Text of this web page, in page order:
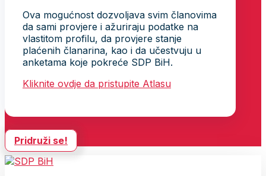
Ova mogućnost dozvoljava svim članovima
da sami provjere i ažuriraju podatke na
vlastitom profilu, da provjere stanje
plaćenih članarina, kao i da učestvuju u
anketama koje pokreće SDP BiH.
Kliknite ovdje da pristupite Atlasu
Pridruži se!